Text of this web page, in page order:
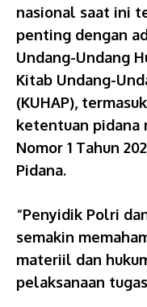
nasional saat ini
penting dengan
Undang-Undang
Kitab Undang-
(KUHAP),
ketentuan pidana
Nomor 1 Tahun
Pidana.
“Penyidik Polri
semakin
materiil dan
pelaksanaan